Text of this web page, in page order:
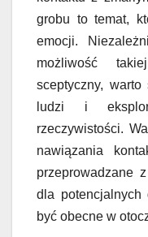
grobu to temat,
emocji.
możliwość
sceptyczny,
ludzi i
rzeczywistości.
nawiązania
przeprowadzane
dla
być obecne w